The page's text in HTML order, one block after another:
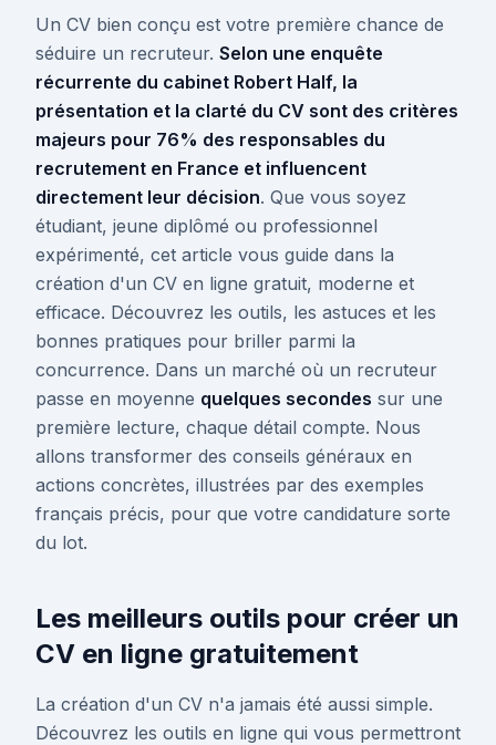
Un CV bien conçu est votre première chance de
séduire un recruteur. Selon une enquête
récurrente du cabinet Robert Half, la
présentation et la clarté du CV sont des critères
majeurs pour 76% des responsables du
recrutement en France et influencent
directement leur décision. Que vous soyez
étudiant, jeune diplômé ou professionnel
expérimenté, cet article vous guide dans la
création d'un CV en ligne gratuit, moderne et
efficace. Découvrez les outils, les astuces et les
bonnes pratiques pour briller parmi la
concurrence. Dans un marché où un recruteur
passe en moyenne quelques secondes sur une
première lecture, chaque détail compte. Nous
allons transformer des conseils généraux en
actions concrètes, illustrées par des exemples
français précis, pour que votre candidature sorte
du lot.
Les meilleurs outils pour créer un
CV en ligne gratuitement
La création d'un CV n'a jamais été aussi simple.
Découvrez les outils en ligne qui vous permettront